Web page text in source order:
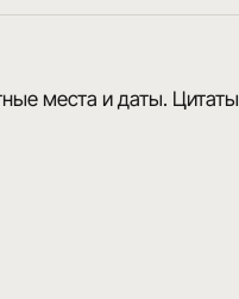
места и даты. Цитаты